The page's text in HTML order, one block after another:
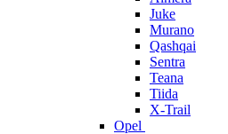
Juke
Murano
Qashqai
Sentra
Teana
Tiida
X-Trail
Opel